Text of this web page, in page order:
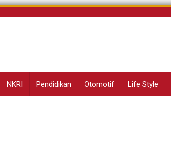
NKRI Pendidikan Otomotif Life Style